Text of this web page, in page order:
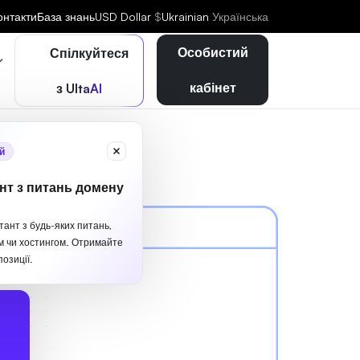
База знаньUSD Dollar $Ukrainian Українська
Спілкуйтеся
з UltaAI
з питань домену
з будь-яких питань,
чи хостингом. Отримайте
Особистий
кабінет